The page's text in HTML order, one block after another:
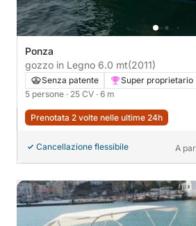
Ponza
gozzo in Legno 6.0 mt(2011)
Senza patente
Super proprietario
5 persone · 25 CV · 6 m
Prenotata 2 volte nelle ultime 24h
Cancellazione flessibile A